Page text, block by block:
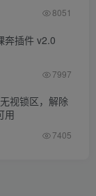
8051
奔插件 v2.0
7997
视锁区，解除
用
7405